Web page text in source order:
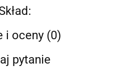
i oceny (0)
pytanie